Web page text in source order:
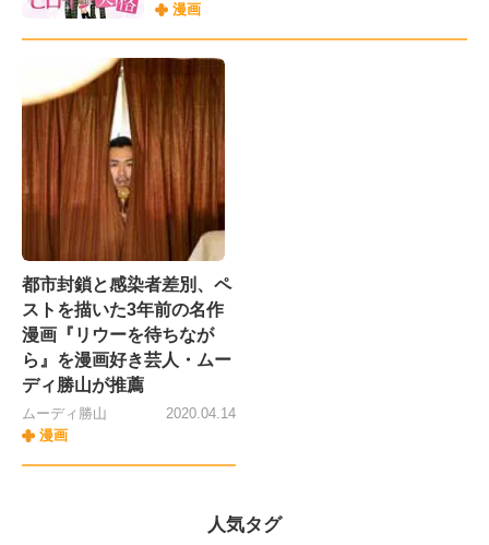
漫画
都市封鎖と感染者差別、ペ
ストを描いた3年前の名作
漫画『リウーを待ちなが
ら』を漫画好き芸人・ムー
ディ勝山が推薦
ムーディ勝山
漫画
2020.04.14
人気タグ